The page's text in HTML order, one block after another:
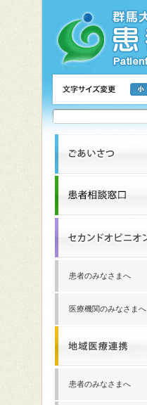
患者のみなさまへ
医療機関のみなさまへ
患者のみなさまへ